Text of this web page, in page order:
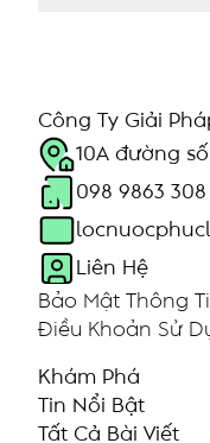
Công Ty Giải
10A đường số
098 9863
Liên Hệ
Bảo Mật Thông
Điều Khoản Sử
Khám Phá
Tin Nổi Bật
Tất Cả Bài Viết